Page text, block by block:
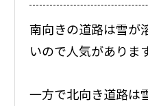
南向きの道路は雪が
いので人気があります
一方で北向き道路は